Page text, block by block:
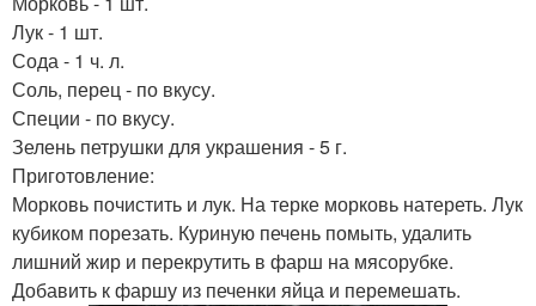
Лук - 1 шт.
Сода - 1 ч. л.
Соль, перец - по вкусу.
Специи - по вкусу.
Зелень петрушки для украшения - 5 г.
Приготовление:
Морковь почистить и лук. На терке морковь натереть. Лук
кубиком порезать. Куриную печень помыть, удалить
лишний жир и перекрутить в фарш на мясорубке.
Добавить к фаршу из печенки яйца и перемешать.